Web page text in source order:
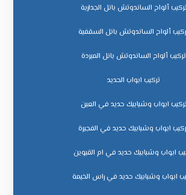
ألواح الساندوتش بانل الجدارية
ألواح الساندوتش بانل السقفية
تركيب ألواح الساندوتش بانل المبردة
تركيب ابواب الحديد
ابواب وشبابيك حديد في العين
ابواب وشبابيك حديد في الفجيرة
ابواب وشبابيك حديد في ام القيوين
ابواب وشبابيك حديد في راس الخيمة